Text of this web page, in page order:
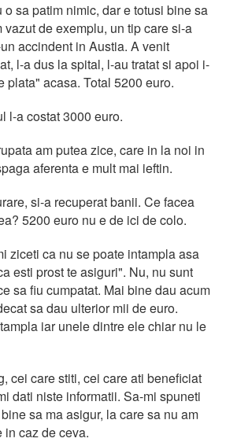
o sa patim nimic, dar e totusi bine sa
vazut de exemplu, un tip care si-a
accindent in Austia. A venit
l-a dus la spital, l-au tratat si apoi i-
plata" acasa. Total 5200 euro.
l-a costat 3000 euro.
am putea zice, care in la noi in
aferenta e mult mai ieftin.
si-a recuperat banii. Ce facea
5200 euro nu e de ici de colo.
ziceti ca nu se poate intampla asa
esti prost te asiguri". Nu, nu sunt
sa fiu cumpatat. Mai bine dau acum
sa dau ulterior mii de euro.
iar unele dintre ele chiar nu le
cei care stiti, cei care ati beneficiat
dati niste informatii. Sa-mi spuneti
sa ma asigur, la care sa nu am
in caz de ceva.